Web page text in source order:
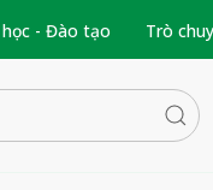
- Đào tạo Trò